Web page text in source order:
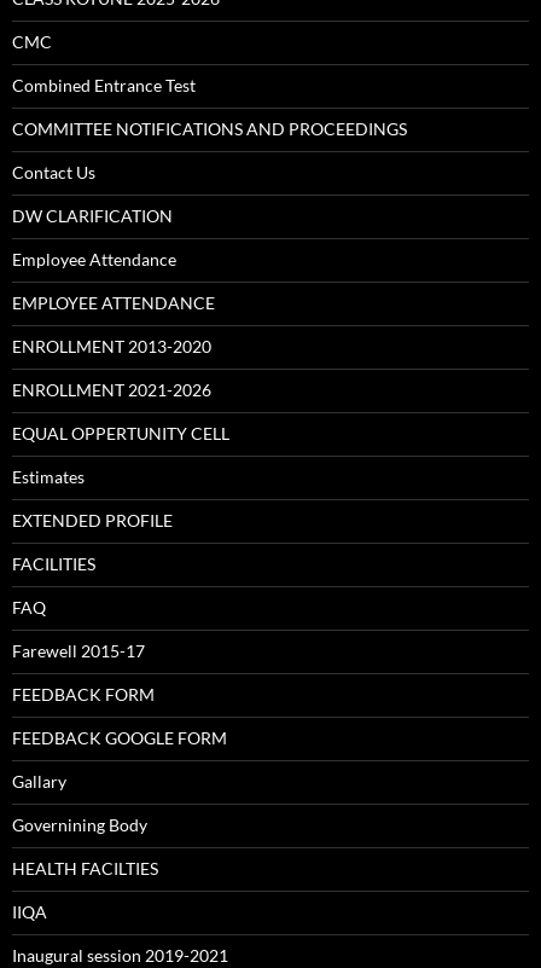
CMC
Combined Entrance Test
COMMITTEE NOTIFICATIONS AND PROCEEDINGS
Contact Us
DW CLARIFICATION
Employee Attendance
EMPLOYEE ATTENDANCE
ENROLLMENT 2013-2020
ENROLLMENT 2021-2026
EQUAL OPPERTUNITY CELL
Estimates
EXTENDED PROFILE
FACILITIES
FAQ
Farewell 2015-17
FEEDBACK FORM
FEEDBACK GOOGLE FORM
Gallary
Governining Body
HEALTH FACILTIES
IIQA
Inaugural session 2019-2021